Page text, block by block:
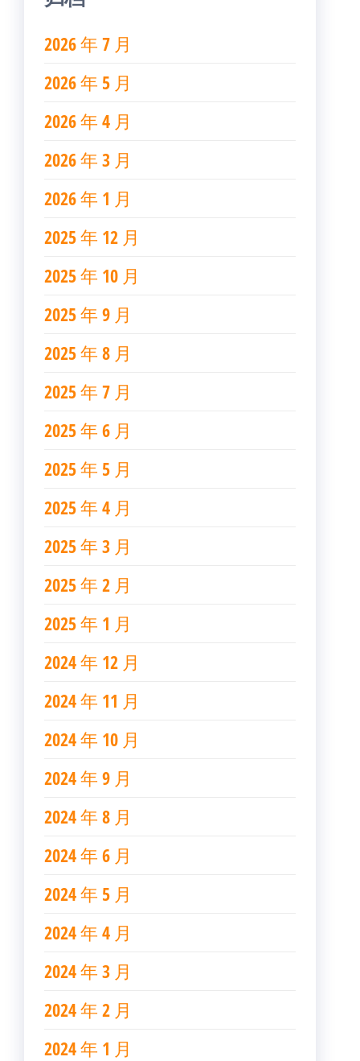
2026 年 7 月
2026 年 5 月
2026 年 4 月
2026 年 3 月
2026 年 1 月
2025 年 12 月
2025 年 10 月
2025 年 9 月
2025 年 8 月
2025 年 7 月
2025 年 6 月
2025 年 5 月
2025 年 4 月
2025 年 3 月
2025 年 2 月
2025 年 1 月
2024 年 12 月
2024 年 11 月
2024 年 10 月
2024 年 9 月
2024 年 8 月
2024 年 6 月
2024 年 5 月
2024 年 4 月
2024 年 3 月
2024 年 2 月
2024 年 1 月